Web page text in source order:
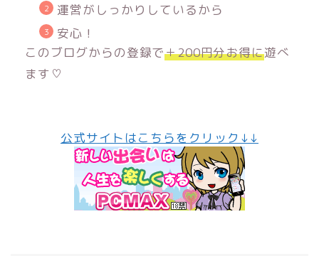
運営がしっかりしているから
安心！
このブログからの登録で＋200円分お得に遊べ
ます♡
公式サイトはこちらをクリック↓↓